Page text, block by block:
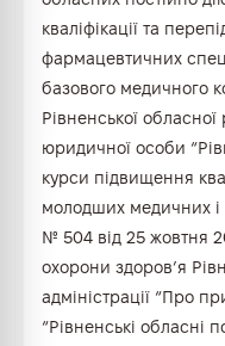
кваліфікації та
фармацевтичних
базового медичного
Рівненської
юридичної особи
курси підвищення
молодших медичних і
№ 504 від 25 жовтня
охорони здоров’я
адміністрації “Про
“Рівненські обласні